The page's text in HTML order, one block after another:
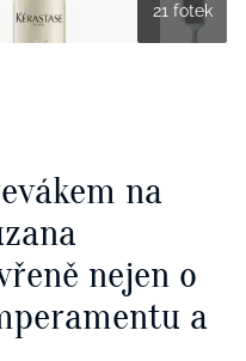
21 fotek
na
nejen o
a